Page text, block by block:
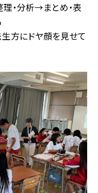
・分析→まとめ・表
方にドヤ顔を見せて